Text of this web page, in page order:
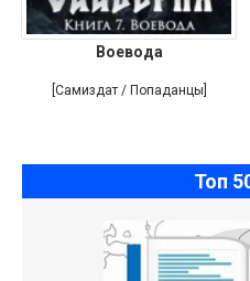
Воевода
[Самиздат / Попаданцы]
Топ